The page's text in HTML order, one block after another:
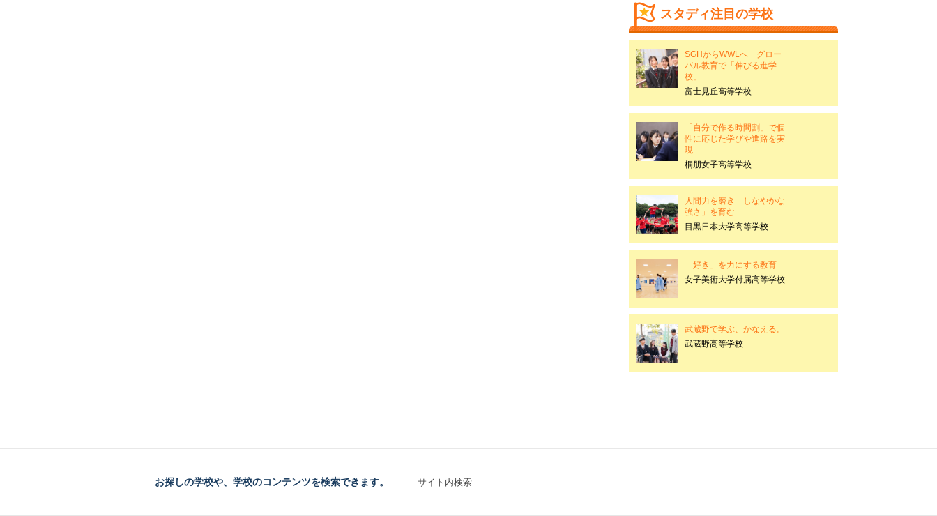
スタディ注目の学校
SGHからWWLへ グロー
バル教育で「伸びる進学
校」
富士見丘高等学校
「自分で作る時間割」で個
性に応じた学びや進路を実
現
桐朋女子高等学校
人間力を磨き「しなやかな
強さ」を育む
目黒日本大学高等学校
「好き」を力にする教育
女子美術大学付属高等学校
武蔵野で学ぶ、かなえる。
武蔵野高等学校
お探しの学校や、学校のコンテンツを検索できます。 サイト内検索